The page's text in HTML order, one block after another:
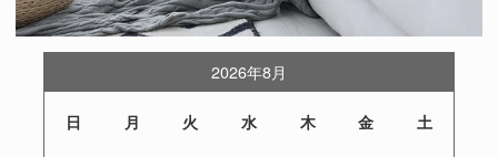
2026年8月
日 月 火 水 木 金 土